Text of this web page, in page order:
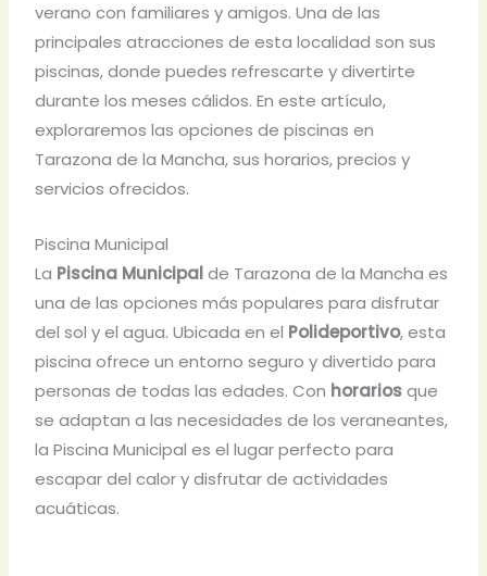
verano con familiares y amigos. Una de las
principales atracciones de esta localidad son sus
piscinas, donde puedes refrescarte y divertirte
durante los meses cálidos. En este artículo,
exploraremos las opciones de piscinas en
Tarazona de la Mancha, sus horarios, precios y
servicios ofrecidos.
Piscina Municipal
La Piscina Municipalde Tarazona de la Mancha es
una de las opciones más populares para disfrutar
del sol y el agua. Ubicada en el Polideportivo, esta
piscina ofrece un entorno seguro y divertido para
personas de todas las edades. Con horariosque
se adaptan a las necesidades de los veraneantes,
la Piscina Municipal es el lugar perfecto para
escapar del calor y disfrutar de actividades
acuáticas.